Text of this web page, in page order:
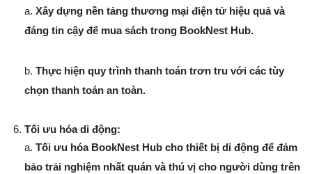
a. Xây dựng nền tảng thương mại điện tử hiệu quả và
đáng tin cậy để mua sách trong BookNest Hub.
b. Thực hiện quy trình thanh toán trơn tru với các tùy
chọn thanh toán an toàn.
Tối ưu hóa di động:
a. Tối ưu hóa BookNest Hub cho thiết bị di động để đảm
bảo trải nghiệm nhất quán và thú vị cho người dùng trên